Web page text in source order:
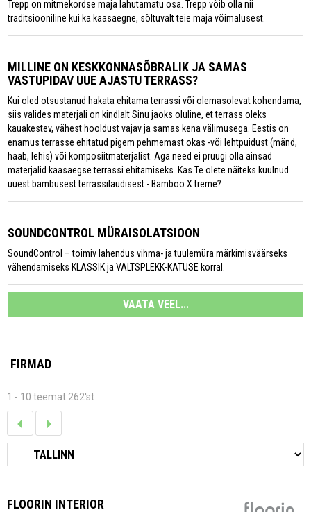
Trepp on mitmekordse maja lahutamatu osa. Trepp võib olla nii
traditsiooniline kui ka kaasaegne, sõltuvalt teie maja võimalusest.
MILLINE ON KESKKONNASÕBRALIK JA SAMAS
VASTUPIDAV UUE AJASTU TERRASS?
Kui oled otsustanud hakata ehitama terrassi või olemasolevat kohendama,
siis valides materjali on kindlalt Sinu jaoks oluline, et terrass oleks
kauakestev, vähest hooldust vajav ja samas kena välimusega. Eestis on
enamus terrasse ehitatud pigem pehmemast okas -või lehtpuidust (mänd,
haab, lehis) või komposiitmaterjalist. Aga need ei pruugi olla ainsad
materjalid kaasaegse terrassi ehitamiseks. Kas Te olete näiteks kuulnud
uuest bambusest terrassilaudisest - Bamboo X treme?
SOUNDCONTROL MÜRAISOLATSIOON
SoundControl – toimiv lahendus vihma- ja tuulemüra märkimisväärseks
vähendamiseks KLASSIK ja VALTSPLEKK-KATUSE korral.
VAATA VEEL...
FIRMAD
1 - 10 teemat 262'st
FLOORIN INTERIOR